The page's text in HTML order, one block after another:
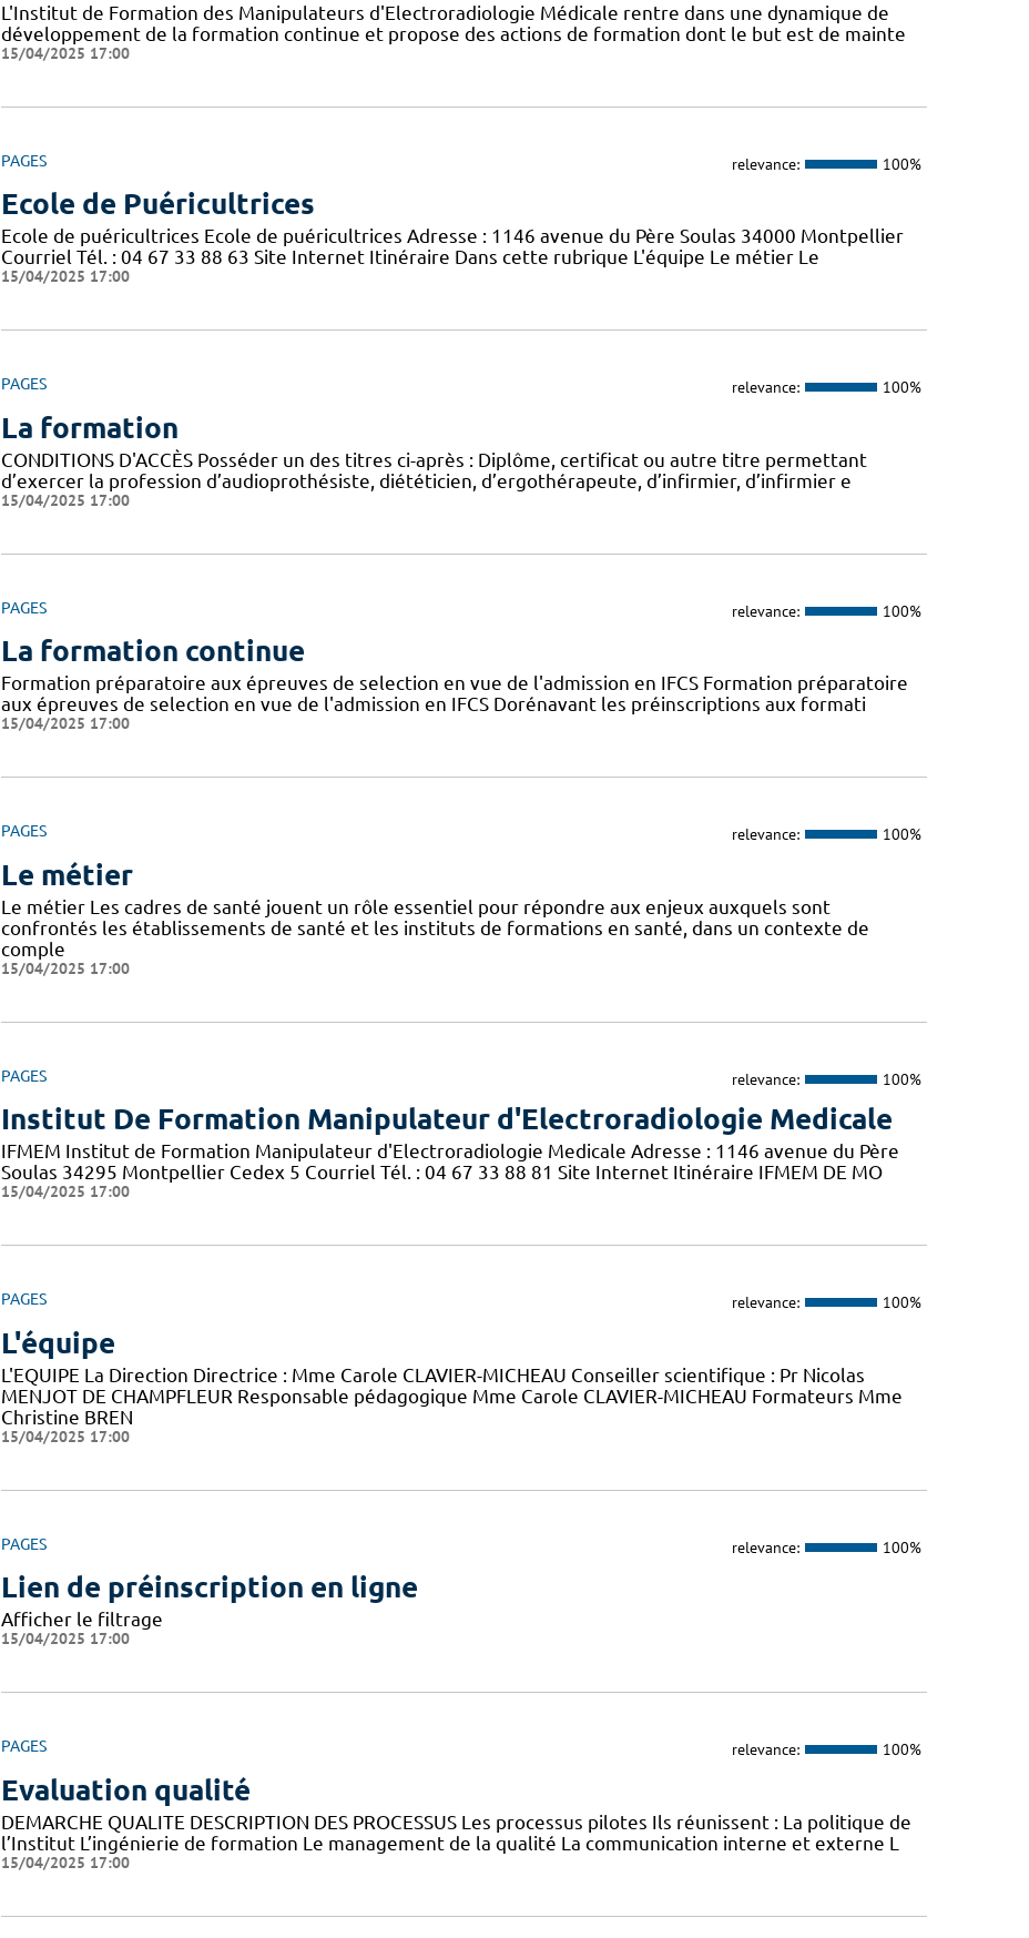
L'Institut de Formation des Manipulateurs d'Electroradiologie Médicale rentre dans une dynamique de
développement de la formation continue et propose des actions de formation dont le but est de mainte
15/04/2025 17:00
PAGES relevance: 100%
Ecole de Puéricultrices
Ecole de puéricultrices Ecole de puéricultrices Adresse : 1146 avenue du Père Soulas 34000 Montpellier
Courriel Tél. : 04 67 33 88 63 Site Internet Itinéraire Dans cette rubrique L'équipe Le métier Le
15/04/2025 17:00
PAGES relevance: 100%
La formation
CONDITIONS D'ACCÈS Posséder un des titres ci-après : Diplôme, certificat ou autre titre permettant
d’exercer la profession d’audioprothésiste, diététicien, d’ergothérapeute, d’infirmier, d’infirmier e
15/04/2025 17:00
PAGES relevance: 100%
La formation continue
Formation préparatoire aux épreuves de selection en vue de l'admission en IFCS Formation préparatoire
aux épreuves de selection en vue de l'admission en IFCS Dorénavant les préinscriptions aux formati
15/04/2025 17:00
PAGES relevance: 100%
Le métier
Le métier Les cadres de santé jouent un rôle essentiel pour répondre aux enjeux auxquels sont
confrontés les établissements de santé et les instituts de formations en santé, dans un contexte de
comple
15/04/2025 17:00
PAGES relevance: 100%
Institut De Formation Manipulateur d'Electroradiologie Medicale
IFMEM Institut de Formation Manipulateur d'Electroradiologie Medicale Adresse : 1146 avenue du Père
Soulas 34295 Montpellier Cedex 5 Courriel Tél. : 04 67 33 88 81 Site Internet Itinéraire IFMEM DE MO
15/04/2025 17:00
PAGES relevance: 100%
L'équipe
L'EQUIPE La Direction Directrice : Mme Carole CLAVIER-MICHEAU Conseiller scientifique : Pr Nicolas
MENJOT DE CHAMPFLEUR Responsable pédagogique Mme Carole CLAVIER-MICHEAU Formateurs Mme
Christine BREN
15/04/2025 17:00
PAGES relevance: 100%
Lien de préinscription en ligne
Afficher le filtrage
15/04/2025 17:00
PAGES relevance: 100%
Evaluation qualité
DEMARCHE QUALITE DESCRIPTION DES PROCESSUS Les processus pilotes Ils réunissent : La politique de
l’Institut L’ingénierie de formation Le management de la qualité La communication interne et externe L
15/04/2025 17:00